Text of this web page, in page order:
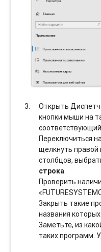
Открыть
кнопки мыши на
Переключиться
щелкнуть правой
столбцов,
строка.
Проверить
Закрыть такие
названия
Заметьте, из
таких программ.